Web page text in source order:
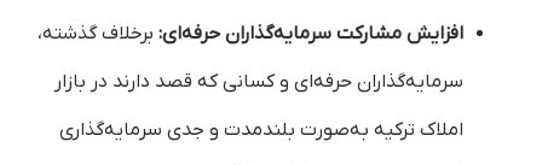
افزایش مشارکت سرمایه‌گذاران حرفه‌ای: برخلاف گذشته،
سرمایه‌گذاران حرفه‌ای و کسانی که قصد دارند در بازار
املاک ترکیه به‌صورت بلندمدت و جدی سرمایه‌گذاری